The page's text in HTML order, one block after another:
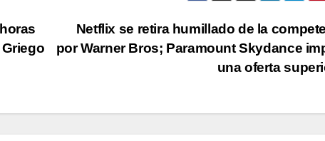
Netflix se retira humillado de la
por Warner Bros; Paramount Skydance
una oferta